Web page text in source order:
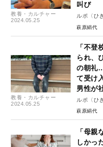
教養・カルチャー
2024.05.25
叫び
ルポ〈ひ
萩原絹代
教養・カルチャー
2024.05.25
「不登
られ、
の朝礼
て受け
男性が
ルポ〈ひ
萩原絹代
「母親
しかっ